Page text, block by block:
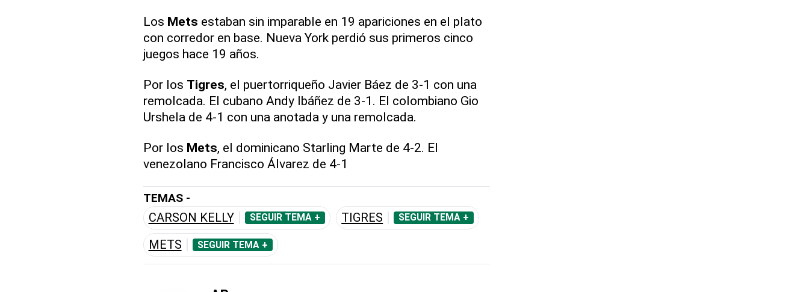
Los Mets estaban sin imparable en 19 apariciones en el plato
con corredor en base. Nueva York perdió sus primeros cinco
juegos hace 19 años.
Por los Tigres, el puertorriqueño Javier Báez de 3-1 con una
remolcada. El cubano Andy Ibáñez de 3-1. El colombiano Gio
Urshela de 4-1 con una anotada y una remolcada.
Por los Mets, el dominicano Starling Marte de 4-2. El
venezolano Francisco Álvarez de 4-1
TEMAS -
CARSON KELLY SEGUIR TEMA + TIGRES SEGUIR TEMA +
METS SEGUIR TEMA +